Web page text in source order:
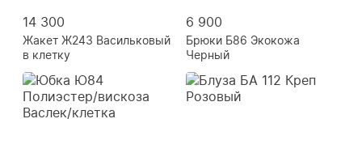
14 300
Жакет Ж243 Васильковый
в клетку
6 900
Брюки Б86 Экокожа
Черный